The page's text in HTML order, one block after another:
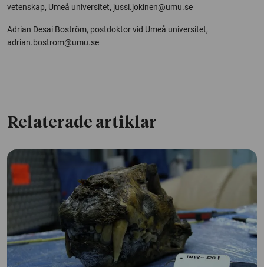
vetenskap, Umeå universitet, jussi.jokinen@umu.se
Adrian Desai Boström, postdoktor vid Umeå universitet,
adrian.bostrom@umu.se
Relaterade artiklar